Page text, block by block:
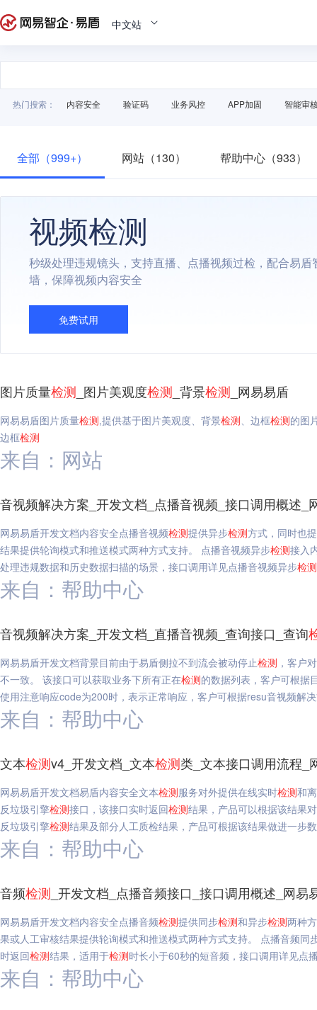
中文站
热门搜索： 内容安全 验证码 业务风控 APP加固 智能审
全部（999+） 网站（130） 帮助中心（933）
视频检测
秒级处理违规镜头，支持直播、点播视频过检，配合易盾
墙，保障视频内容安全
免费试用
图片质量检测 _图片美观度检测 _背景检测 _网易易盾
网易易盾图片质量检测,提供基于图片美观度、背景检测、边框检测的图
边框检测
来自：网站
音视频解决方案_开发文档_点播音视频_接口调用概述_
网易易盾开发文档内容安全点播音视频检测提供异步检测方式，同时也
结果提供轮询模式和推送模式两种方式支持。 点播音视频异步检测接入
处理违规数据和历史数据扫描的场景，接口调用详见点播音视频异步检测
来自：帮助中心
音视频解决方案_开发文档_直播音视频_查询接口_查询
网易易盾开发文档背景目前由于易盾侧拉不到流会被动停止检测 ，客户
不一致。 该接口可以获取业务下所有正在检测的数据列表，客户可根据
使用注意响应code为200时，表示正常响应，客户可根据resu音视频解
来自：帮助中心
文本检测v4_开发文档_文本检测类_文本接口调用流程_
网易易盾开发文档易盾内容安全文本检测服务对外提供在线实时检测和
反垃圾引擎检测接口，该接口实时返回检测结果，产品可以根据该结果
反垃圾引擎检测结果及部分人工质检结果，产品可根据该结果做进一步
来自：帮助中心
音频检测 _开发文档_点播音频接口_接口调用概述_网易
网易易盾开发文档内容安全点播音频检测提供同步检测和异步检测两种
果或人工审核结果提供轮询模式和推送模式两种方式支持。 点播音频同
时返回检测结果，适用于检测时长小于60秒的短音频，接口调用详见点
来自：帮助中心